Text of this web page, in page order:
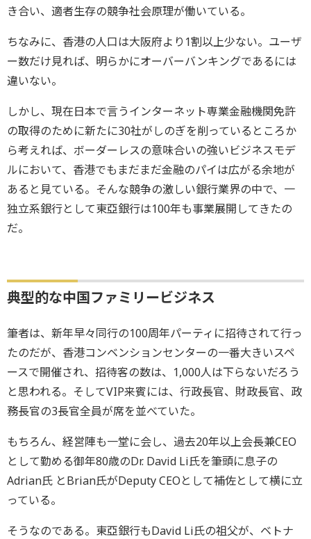
き合い、適者生存の競争社会原理が働いている。
ちなみに、香港の人口は大阪府より1割以上少ない。ユーザ
ー数だけ見れば、明らかにオーバーバンキングであるには
違いない。
しかし、現在日本で言うインターネット専業金融機関免許
の取得のために新たに30社がしのぎを削っているところか
ら考えれば、ボーダーレスの意味合いの強いビジネスモデ
ルにおいて、香港でもまだまだ金融のパイは広がる余地が
あると見ている。そんな競争の激しい銀行業界の中で、一
独立系銀行として東亞銀行は100年も事業展開してきたの
だ。
典型的な中国ファミリービジネス
筆者は、新年早々同行の100周年パーティに招待されて行っ
たのだが、香港コンベンションセンターの一番大きいスペ
ースで開催され、招待客の数は、1,000人は下らないだろう
と思われる。そしてVIP来賓には、行政長官、財政長官、政
務長官の3長官全員が席を並べていた。
もちろん、経営陣も一堂に会し、過去20年以上会長兼CEO
として勤める御年80歳のDr. David Li氏を筆頭に息子の
Adrian氏 とBrian氏がDeputy CEOとして補佐として横に立
っている。
そうなのである。東亞銀行もDavid Li氏の祖父が、ベトナ